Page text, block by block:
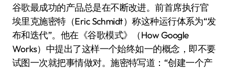
谷歌最成功的产品总是在不断改进。前首席执行官
埃里克施密特（Eric Schmidt）称这种运行体系为“发
布和迭代”。他在《谷歌模式》（How Google
Works）中提出了这样一个始终如一的概念，即不要
试图一次就把事情做对。施密特写道：“创建一个产